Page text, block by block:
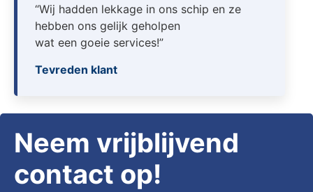
“Wij hadden lekkage in ons schip en ze
hebben ons gelijk geholpen
wat een goeie services!”
Tevreden klant
Neem vrijblijvend
contact op!